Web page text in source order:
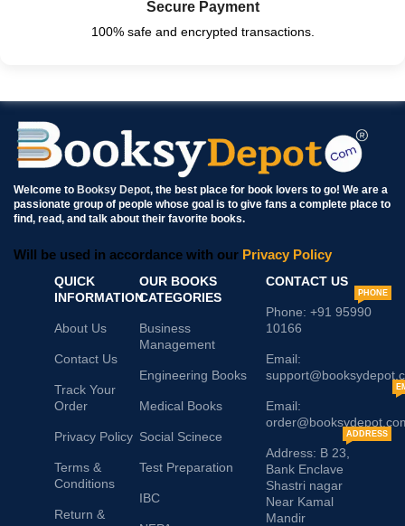
Secure Payment
100% safe and encrypted transactions.
Welcome to Booksy Depot, the best place for book lovers to go! We are a
passionate group of people whose goal is to give fans a complete place to
find, read, and talk about their favorite books.
Will be used in accordance with our Privacy Policy
QUICK
INFORMATION
About Us
Contact Us
Track Your
Order
Privacy Policy
Terms &
Conditions
Return &
OUR BOOKS
CATEGORIES
Business
Management
Engineering Books
Medical Books
Social Scinece
Test Preparation
IBC
CONTACT US
Phone: +91 95990
10166
PHONE
Email:
Email:
Address: B 23,
Bank Enclave
Shastri nagar
Near Kamal
Mandir
ADDRESS